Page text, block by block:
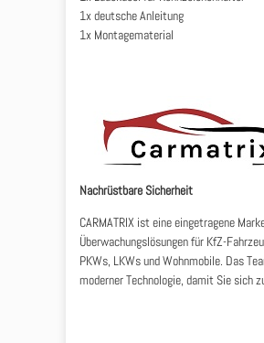
1x deutsche Anleitung
1x Montagematerial
Nachrüstbare Sicherheit
CARMATRIX ist eine eingetragene
Überwachungslösungen für KfZ-
PKWs, LKWs und Wohnmobile. Das
moderner Technologie, damit Sie sich